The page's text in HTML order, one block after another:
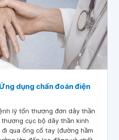
dụng chẩn đoán điện
lý tổn thương đơn dây thần
cục bộ dây thần kinh
qua ống cổ tay (đường hầm